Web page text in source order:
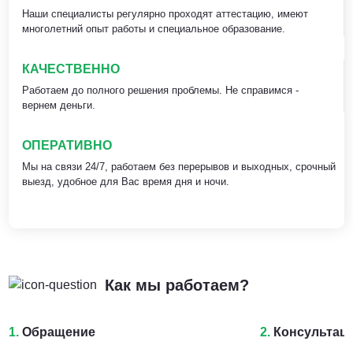
Наши специалисты регулярно проходят аттестацию, имеют
многолетний опыт работы и специальное образование.
КАЧЕСТВЕННО
Работаем до полного решения проблемы. Не справимся -
вернем деньги.
ОПЕРАТИВНО
Мы на связи 24/7, работаем без перерывов и выходных, срочный
выезд, удобное для Вас время дня и ночи.
Как мы работаем?
1. Обращение 2.